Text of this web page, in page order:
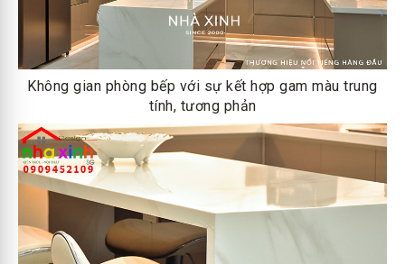
Không gian phòng bếp với sự kết hợp gam màu trung
tính, tương phản